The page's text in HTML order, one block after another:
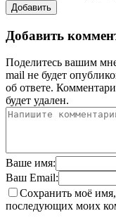
Добавить
Добавить
Поделитесь вашим
mail не будет
об ответе.
будет удален.
Ваше имя:
Ваш Email:
Сохранить моё имя,
последующих моих